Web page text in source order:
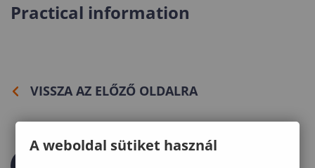
Practical information
VISSZA AZ ELŐZŐ OLDALRA
A weboldal sütiket használ